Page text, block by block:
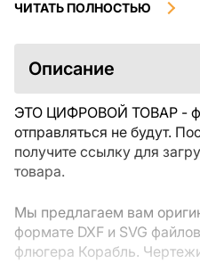
загрузки, не подлежат
ознакомиться с
интересующие Вас
свяжитесь с продавцом
ЧИТАТЬ ПОЛНОСТЬЮ
Описание
ЭТО ЦИФРОВОЙ ТОВАР -
отправляться не будут.
получите ссылку для
товара.
Мы предлагаем вам
формате DXF и SVG
флюгера Корабль.